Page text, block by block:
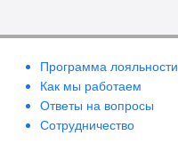
Программа лояльности
Как мы работаем
Ответы на вопросы
Сотрудничество